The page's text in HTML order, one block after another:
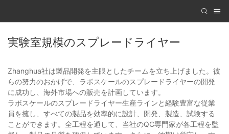
実験室規模のスプレードライヤー
Zhanghua社は製品開発を主眼としたチームを立ち上げました。彼
らの努力のおかげで、ラボスケールのスプレードライヤーの開発
に成功し、海外市場への販売を計画しています。
ラボスケールのスプレードライヤー生産ラインと経験豊富な従業
員を擁し、すべての製品を効率的に設計、開発、製造、試験する
ことができます。全工程を通して、当社のQC専門家が各工程を監